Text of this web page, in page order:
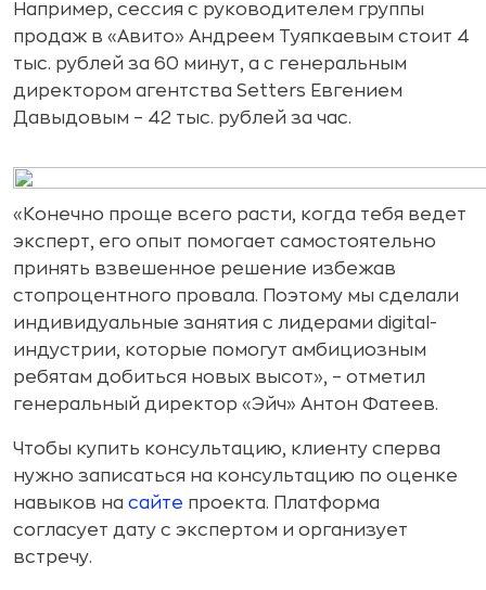
Например, сессия с руководителем группы
продаж в «Авито» Андреем Туяпкаевым стоит 4
тыс. рублей за 60 минут, а с генеральным
директором агентства Setters Евгением
Давыдовым – 42 тыс. рублей за час.
«Конечно проще всего расти, когда тебя ведет
эксперт, его опыт помогает самостоятельно
принять взвешенное решение избежав
стопроцентного провала. Поэтому мы сделали
индивидуальные занятия с лидерами digital-
индустрии, которые помогут амбициозным
ребятам добиться новых высот», – отметил
генеральный директор «Эйч» Антон Фатеев.
Чтобы купить консультацию, клиенту сперва
нужно записаться на консультацию по оценке
навыков на сайте проекта. Платформа
согласует дату с экспертом и организует
встречу.